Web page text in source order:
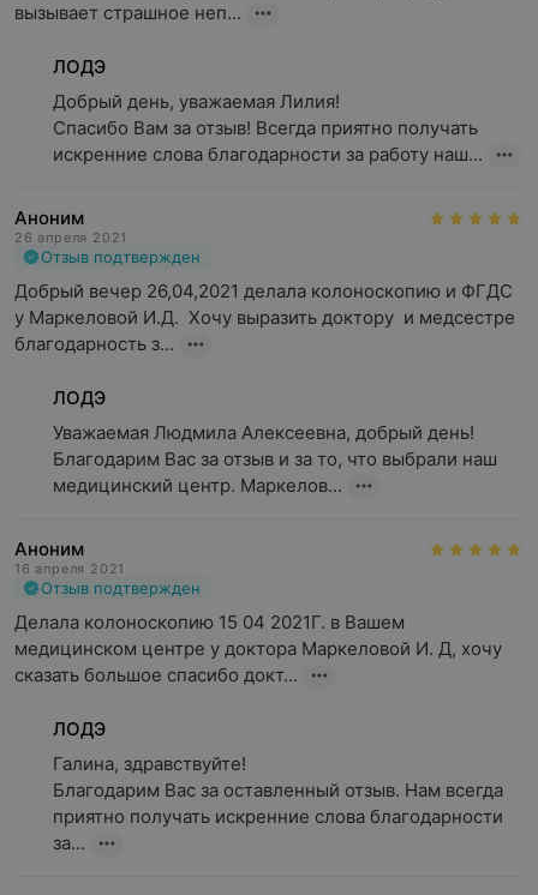
вызывает страшное неп...
ЛОДЭ
Добрый день, уважаемая Лилия!
Спасибо Вам за отзыв! Всегда приятно получать
искренние слова благодарности за работу наш...
Аноним
26 апреля 2021
Отзыв подтвержден
Добрый вечер 26,04,2021 делала колоноскопию и ФГДС
у Маркеловой И.Д.  Хочу выразить доктору  и медсестре
благодарность з...
ЛОДЭ
Уважаемая Людмила Алексеевна, добрый день!
Благодарим Вас за отзыв и за то, что выбрали наш
медицинский центр. Маркелов...
Аноним
16 апреля 2021
Отзыв подтвержден
Делала колоноскопию 15 04 2021Г. в Вашем
медицинском центре у доктора Маркеловой И. Д, хочу
сказать большое спасибо докт...
ЛОДЭ
Галина, здравствуйте!
Благодарим Вас за оставленный отзыв. Нам всегда
приятно получать искренние слова благодарности
за...